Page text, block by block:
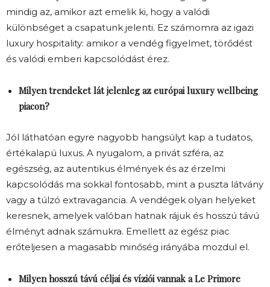
mindig az, amikor azt emelik ki, hogy a valódi
különbséget a csapatunk jelenti. Ez számomra az igazi
luxury hospitality: amikor a vendég figyelmet, törődést
és valódi emberi kapcsolódást érez.
Milyen trendeket lát jelenleg az európai luxury wellbeing
piacon?
Jól láthatóan egyre nagyobb hangsúlyt kap a tudatos,
értékalapú luxus. A nyugalom, a privát szféra, az
egészség, az autentikus élmények és az érzelmi
kapcsolódás ma sokkal fontosabb, mint a puszta látvány
vagy a túlzó extravagancia. A vendégek olyan helyeket
keresnek, amelyek valóban hatnak rájuk és hosszú távú
élményt adnak számukra. Emellett az egész piac
erőteljesen a magasabb minőség irányába mozdul el.
Milyen hosszú távú céljai és víziói vannak a Le Primore